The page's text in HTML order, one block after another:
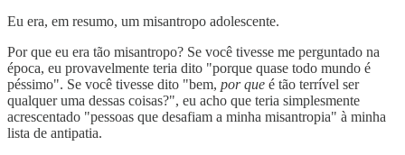
Eu era, em resumo, um misantropo adolescente.
Por que eu era tão misantropo? Se você tivesse me perguntado na
época, eu provavelmente teria dito "porque quase todo mundo é
péssimo". Se você tivesse dito "bem, por que é tão terrível ser
qualquer uma dessas coisas?", eu acho que teria simplesmente
acrescentado "pessoas que desafiam a minha misantropia" à minha
lista de antipatia.